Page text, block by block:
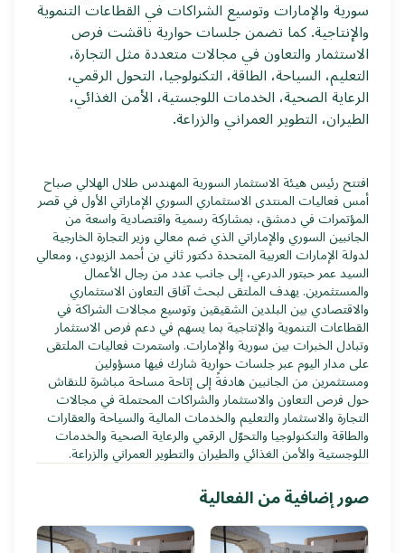
سورية والإمارات وتوسيع الشراكات في القطاعات التنموية
والإنتاجية. كما تضمن جلسات حوارية ناقشت فرص
الاستثمار والتعاون في مجالات متعددة مثل التجارة،
التعليم، السياحة، الطاقة، التكنولوجيا، التحول الرقمي،
الرعاية الصحية، الخدمات اللوجستية، الأمن الغذائي،
الطيران، التطوير العمراني والزراعة.
افتتح رئيس هيئة الاستثمار السورية المهندس طلال الهلالي صباح
أمس فعاليات المنتدى الاستثماري السوري الإماراتي الأول في قصر
المؤتمرات في دمشق، بمشاركة رسمية واقتصادية واسعة من
الجانبين السوري والإماراتي الذي ضم معالي وزير التجارة الخارجية
لدولة الإمارات العربية المتحدة دكتور ثاني بن أحمد الزيودي، ومعالي
السيد عمر حبتور الدرعي، إلى جانب عدد من رجال الأعمال
والمستثمرين. يهدف الملتقى لبحث آفاق التعاون الاستثماري
والاقتصادي بين البلدين الشقيقين وتوسيع مجالات الشراكة في
القطاعات التنموية والإنتاجية بما يسهم في دعم فرص الاستثمار
وتبادل الخبرات بين سورية والإمارات. واستمرت فعاليات الملتقى
على مدار اليوم عبر جلسات حوارية شارك فيها مسؤولين
ومستثمرين من الجانبين هادفةً إلى إتاحة مساحة مباشرة للنقاش
حول فرص التعاون والاستثمار والشراكات المحتملة في مجالات
التجارة والاستثمار والتعليم والخدمات المالية والسياحة والعقارات
والطاقة والتكنولوجيا والتحوّل الرقمي والرعاية الصحية والخدمات
اللوجستية والأمن الغذائي والطيران والتطوير العمراني والزراعة.
صور إضافية من الفعالية